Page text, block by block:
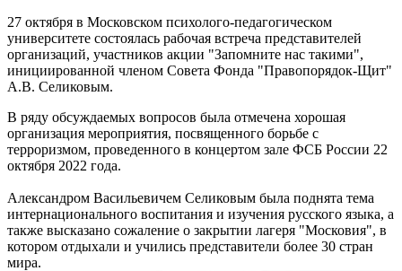
27 октября в Московском психолого-педагогическом
университете состоялась рабочая встреча представителей
организаций, участников акции "Запомните нас такими",
инициированной членом Совета Фонда "Правопорядок-Щит"
А.В. Селиковым.
В ряду обсуждаемых вопросов была отмечена хорошая
организация мероприятия, посвященного борьбе с
терроризмом, проведенного в концертом зале ФСБ России 22
октября 2022 года.
Александром Васильевичем Селиковым была поднята тема
интернационального воспитания и изучения русского языка, а
также высказано сожаление о закрытии лагеря "Московия", в
котором отдыхали и учились представители более 30 стран
мира.